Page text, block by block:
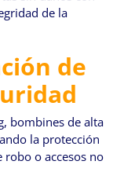
de la
de
bombines de alta
la protección
robo o accesos no